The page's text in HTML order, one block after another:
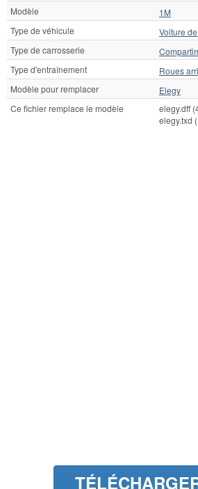
Modèle
1M
Type de véhicule
Voiture
Type de carrosserie
Type d'entraînement
Roues
Modèle pour remplacer
Elegy
Ce fichier remplace le modèle
elegy.dff
elegy.txd